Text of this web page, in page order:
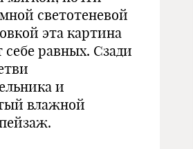
светотеневой
эта картина
себе равных. Сзади
и
влажной